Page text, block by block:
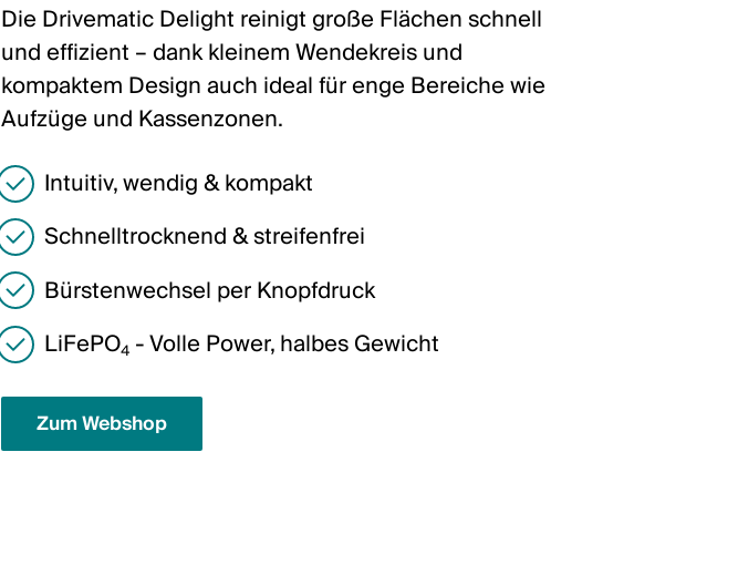
Die Drivematic Delight reinigt große Flächen schnell
und effizient – dank kleinem Wendekreis und
kompaktem Design auch ideal für enge Bereiche wie
Aufzüge und Kassenzonen.
Intuitiv, wendig & kompakt
Schnelltrocknend & streifenfrei
Bürstenwechsel per Knopfdruck
LiFePO4- Volle Power, halbes Gewicht
Zum Webshop